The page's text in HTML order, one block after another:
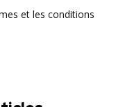
et les conditions